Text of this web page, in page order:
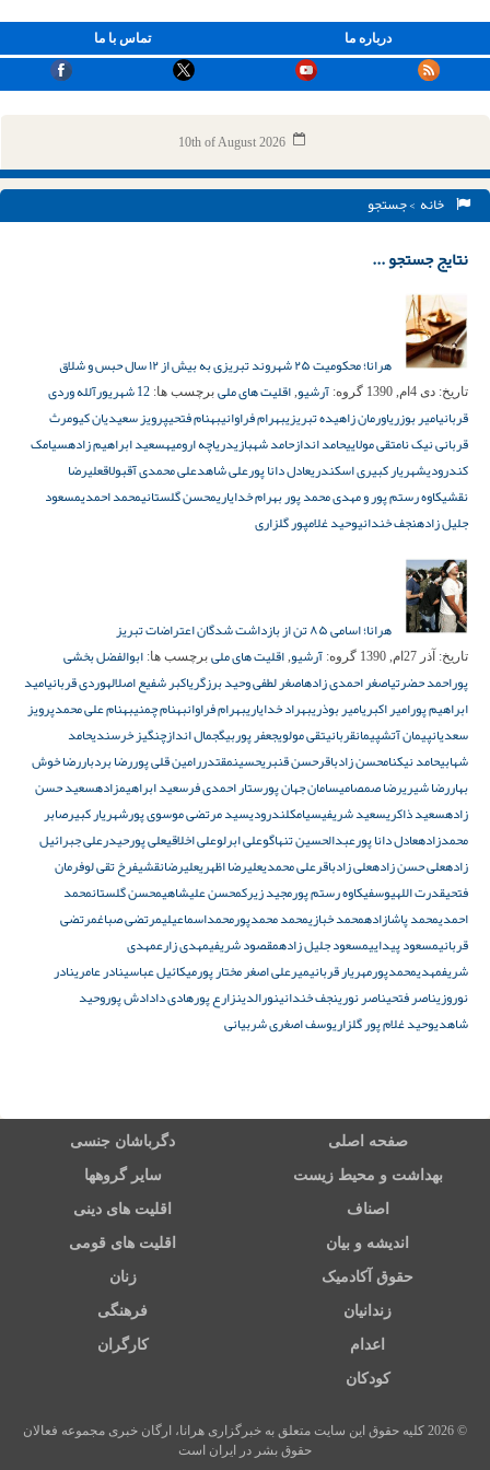
تماس با ما درباره ما
10th of August 2026
خانه > جستجو
نتایج جستجو ...
هرانا؛ محکومیت ۲۵ شهروند تبریزی به بیش از ۱۲ سال حبس و شلاق
تاریخ: دی 4ام, 1390 گروه: آرشیو, اقلیت های ملی برچسب ها: 12 شهریور
آلله وردی
قربانیامیر بوزریاورمان زاهیده تبریزیبهرام فراوانیبهنام فتحیپرویز سعیدیان کیومرث
قربانی نیک نامتقی مولاییحامد اندازحامد شهبازیدریاچه ارومیهسعید ابراهیم زادهسیامک
کندرودیشهریار کبیری اسکندریعادل دانا پورعلی شاهدعلی محمدی آقبولاقعلیرضا
نقشیکاوه رستم پور و مهدی محمد پور بهرام خدایاریمحسن گلستانیمحمد احمدیمسعود
جلیل زادهنجف خندانیوحید غلامپور گلزاری
هرانا؛ اسامی ۸۵ تن از بازداشت شدگان اعتراضات تبریز
تاریخ: آذر 27ام, 1390 گروه: آرشیو, اقلیت های ملی برچسب ها: ابوالفضل بخشی
پوراحمد حضرتیاصغر احمدی زادهاصغر لطفی وحید برزگریاکبر شفیع اصلالهوردی قربانیامید
ابراهیم پورامیر اکبریامیر بوذریبهراد خدایاریبهرام فراوانبهنام چمنیبهنام علی محمدپرویز
سعدیانپیمان آتشپیمانقربانیتقی مولویجعفر پوربیگجمال اندازچنگیز خرسندیحامد
شهابیحامد نیکنامحسن زادباقرحسن قنبریحسینمقتدررامین قلی پوررضا بردباررضا خوش
بهاررضا شیریرضا صمصامیسامان جهان پورستار احمدی فرسعید ابراهیمزادهسعید حسن
زادهسعید ذاکریسعید شریفیسیامکلندرودیسید مرتضی موسوی پورشهریار کبیرصابر
محمدزادهعادل دانا پورعبدالحسین تنهاگوعلی ابرلوعلی اخلاقیعلی پورحیدرعلی جبرائیل
زادهعلی حسن زادهعلی زادباقرعلی محمدیعلیرضا اظهریعلیرضانقشیفرخ تقی لوفرمان
فتحیقدرت اللهیوسفیکاوه رستم پورمجید زیرکمحسن علیشاهیمحسن گلستانمحمد
احمدیمحمد پاشازادهمحمد خبازیمحمد محمدپورمحمداسماعیلیمرتضی صباغمرتضی
قربانیمسعود پیداییمسعود جلیل زادهمقصود شریفیمهدی زارعمهدی
شریفمهدیمحمدپورمهریار قربانیمیرعلی اصغر مختار پورمیکائیل عباسینادر عامرینادر
نوروزیناصر فتحیناصر نورینجف خندانینورالدینزارع پورهادی دادادش پوروحید
شاهدیوحید غلام پور گلزاریوسف اصغری شربیانی
صفحه اصلی دگرباشان جنسی
بهداشت و محیط زیست سایر گروهها
اصناف اقلیت های دینی
اندیشه و بیان اقلیت های قومی
حقوق آکادمیک زنان
زندانیان فرهنگی
اعدام کارگران
کودکان
© 2026 کلیه حقوق این سایت متعلق به خبرگزاری هرانا، ارگان خبری مجموعه فعالان
حقوق بشر در ایران است